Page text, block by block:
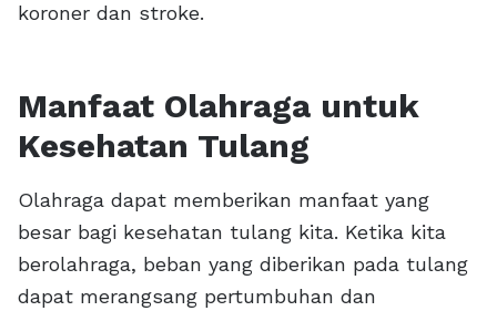
koroner dan stroke.
Manfaat Olahraga untuk
Kesehatan Tulang
Olahraga dapat memberikan manfaat yang
besar bagi kesehatan tulang kita. Ketika kita
berolahraga, beban yang diberikan pada tulang
dapat merangsang pertumbuhan dan